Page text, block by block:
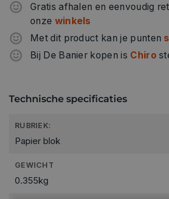
Gratis afhalen en eenvoudig
onze winkels
Met dit product kan je punten
Bij De Banier kopen is Chiro
Technische specificaties
RUBRIEK:
Papier blok
GEWICHT
0.355kg